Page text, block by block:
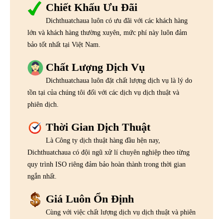
Chiết Khấu Ưu Đãi
Dichthuatchaua luôn có ưu đãi với các khách hàng
lớn và khách hàng thường xuyên, mức phí này luôn đảm
bảo tốt nhất tại Việt Nam.
Chất Lượng Dịch Vụ
Dichthuatchaua luôn đặt chất lượng dịch vụ là lý do
tồn tại của chúng tôi đối với các dịch vụ dịch thuật và
phiên dịch.
Thời Gian Dịch Thuật
Là Công ty dịch thuật hàng đầu hện nay,
Dichthuatchaua có đội ngũ xử lí chuyên nghiệp theo từng
quy trình ISO riêng đảm bảo hoàn thành trong thời gian
ngắn nhất.
Giá Luôn Ổn Định
Cùng với việc chất lượng dịch vụ dịch thuật và phiên